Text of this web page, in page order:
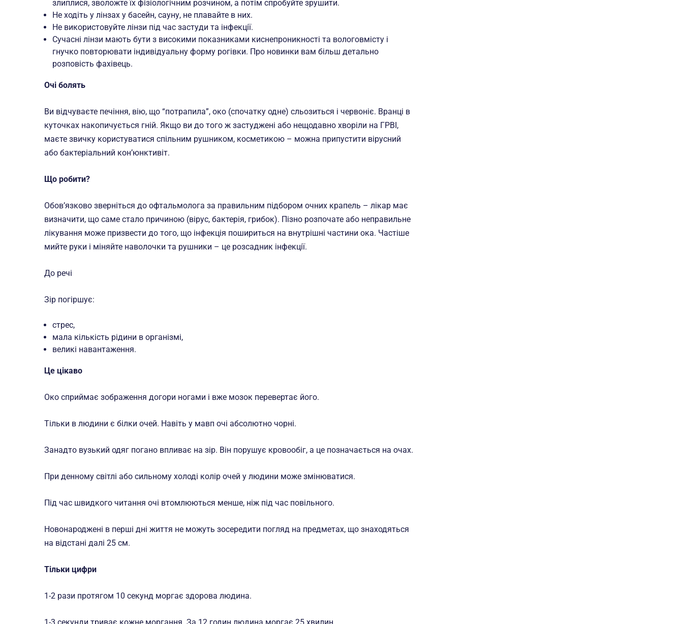
злиплися, зволожте їх фізіологічним розчином, а потім спробуйте зрушити.
Не ходіть у лінзах у басейн, сауну, не плавайте в них.
Не використовуйте лінзи під час застуди та інфекції.
Сучасні лінзи мають бути з високими показниками киснепроникності та вологовмісту і
гнучко повторювати індивідуальну форму рогівки. Про новинки вам більш детально
розповість фахівець.
Очі болять
Ви відчуваєте печіння, вію, що “потрапила”, око (спочатку одне) сльозиться і червоніє. Вранці в
куточках накопичується гній. Якщо ви до того ж застуджені або нещодавно хворіли на ГРВІ,
маєте звичку користуватися спільним рушником, косметикою – можна припустити вірусний
або бактеріальний кон’юнктивіт.
Що робити?
Обов’язково зверніться до офтальмолога за правильним підбором очних крапель – лікар має
визначити, що саме стало причиною (вірус, бактерія, грибок). Пізно розпочате або неправильне
лікування може призвести до того, що інфекція пошириться на внутрішні частини ока. Частіше
мийте руки і міняйте наволочки та рушники – це розсадник інфекції.
До речі
Зір погіршує:
стрес,
мала кількість рідини в організмі,
великі навантаження.
Це цікаво
Око сприймає зображення догори ногами і вже мозок перевертає його.
Тільки в людини є білки очей. Навіть у мавп очі абсолютно чорні.
Занадто вузький одяг погано впливає на зір. Він порушує кровообіг, а це позначається на очах.
При денному світлі або сильному холоді колір очей у людини може змінюватися.
Під час швидкого читання очі втомлюються менше, ніж під час повільного.
Новонароджені в перші дні життя не можуть зосередити погляд на предметах, що знаходяться
на відстані далі 25 см.
Тільки цифри
1-2 рази протягом 10 секунд моргає здорова людина.